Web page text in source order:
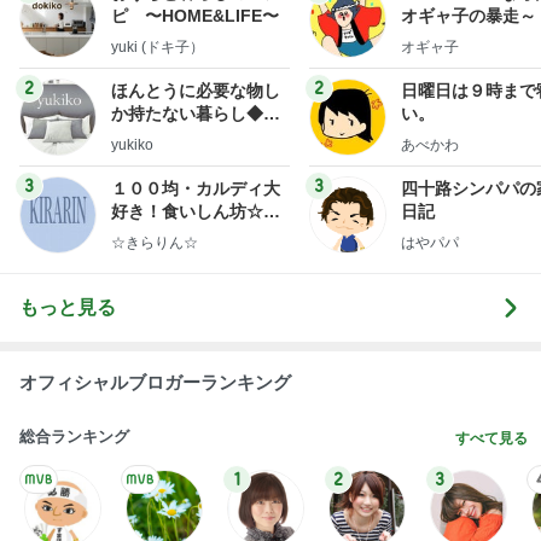
ピ 〜HOME&LIFE〜
yuki (ドキ子）
2
ほんとうに必要な物し
か持たない暮らし◆Ke
ep Life Simple◆〜イ
yukiko
3
１００均・カルディ大
好き！食いしん坊☆き
らりん☆のブログ
☆きらりん☆
オギャ子の暴走～
オギャ子
2
日曜日は９時まで
い。
あべかわ
3
四十路シンパパの
日記
はやパパ
もっと見る
オフィシャルブロガーランキング
総合ランキング すべて見る
1 2 3